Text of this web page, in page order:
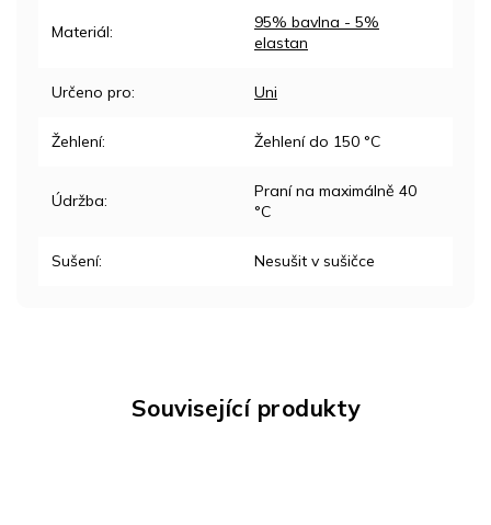
Související produkty
Materiál:
95% bavlna - 5%
elastan
Určeno pro: Uni
Žehlení: Žehlení do 150 °C
Údržba:
Praní na maximálně 40
°C
Sušení: Nesušit v sušičce